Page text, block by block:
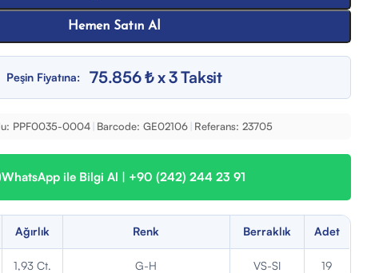
Hemen Satın Al
Peşin Fiyatına: 75.856 ₺ x 3 Taksit
PPF0035-0004 Barcode: GE02106 Referans: 23705
WhatsApp ile Bilgi Al | +90 (242) 244 23 91
Ağırlık Renk Berraklık Adet
1,93 Ct. G-H VS-SI 19